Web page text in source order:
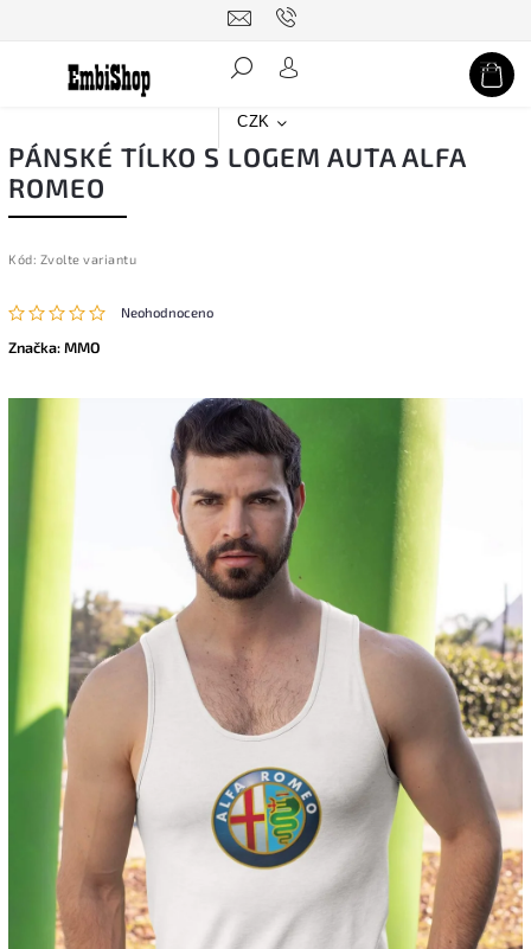
CZK
Hledat
PÁNSKÉ TÍLKO S LOGEM AUTA ALFA
ROMEO
Kód: Zvolte variantu
Neohodnoceno
Značka:MMO